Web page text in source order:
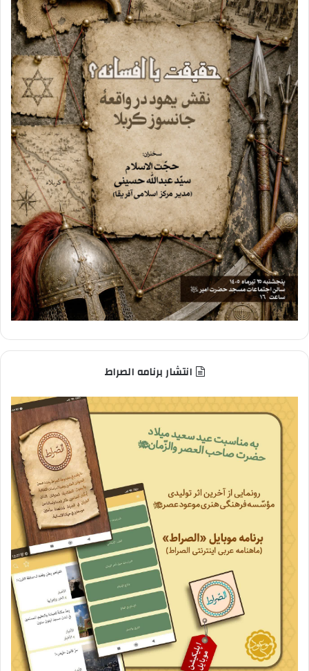
انتشار برنامه الصراط